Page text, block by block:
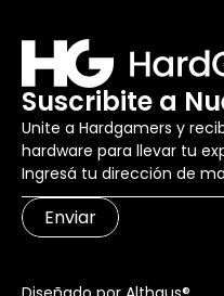
Suscribite a
Unite a Hardgamers y
hardware para llevar tu
Enviar